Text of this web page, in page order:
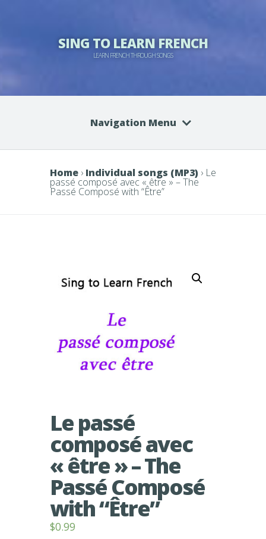
SING TO LEARN FRENCH
LEARN FRENCH THROUGH SONGS
Navigation Menu
Home › Individual songs (MP3) › Le
passé composé avec « être » – The
Passé Composé with “Être”
Le passé
composé avec
« être » – The
Passé Composé
with “Être”
$0.99